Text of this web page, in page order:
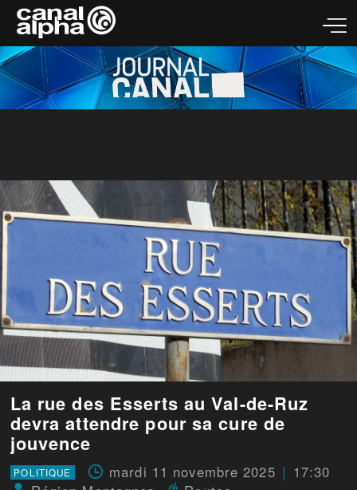
La rue des Esserts au Val-de-Ruz
devra attendre pour sa cure de
jouvence
POLITIQUE mardi 11 novembre 2025
17:30